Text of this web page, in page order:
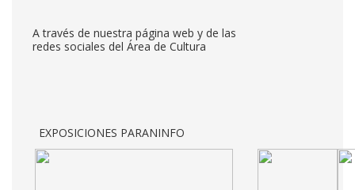
A través de nuestra página web y de las
redes sociales del Área de Cultura
EXPOSICIONES PARANINFO